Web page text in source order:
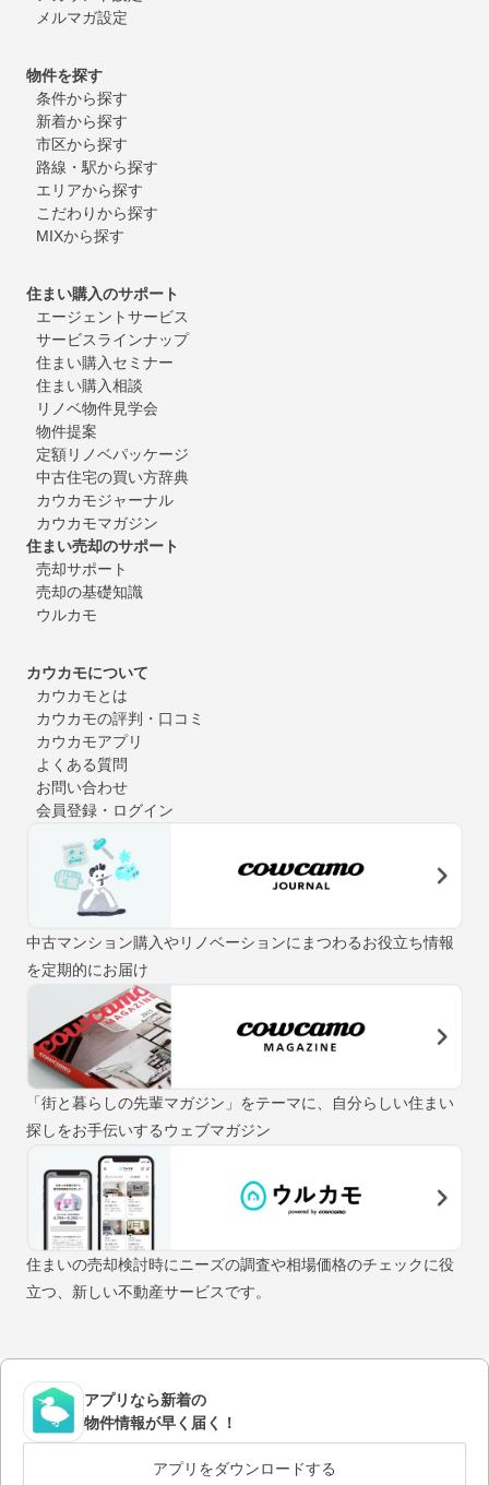
メルマガ設定
物件を探す
条件から探す
新着から探す
市区から探す
路線・駅から探す
エリアから探す
こだわりから探す
MIXから探す
住まい購入のサポート
エージェントサービス
サービスラインナップ
住まい購入セミナー
住まい購入相談
リノベ物件見学会
物件提案
定額リノベパッケージ
中古住宅の買い方辞典
カウカモジャーナル
カウカモマガジン
住まい売却のサポート
売却サポート
売却の基礎知識
ウルカモ
カウカモについて
カウカモとは
カウカモの評判・口コミ
カウカモアプリ
よくある質問
お問い合わせ
会員登録・ログイン
中古マンション購入やリノベーションにまつわるお役立ち情報
を定期的にお届け
「街と暮らしの先輩マガジン」をテーマに、自分らしい住まい
探しをお手伝いするウェブマガジン
住まいの売却検討時にニーズの調査や相場価格のチェックに役
立つ、新しい不動産サービスです。
アプリなら新着の
物件情報が早く届く！
アプリをダウンロードする